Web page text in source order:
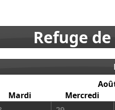
Refuge
Mardi
Mercredi